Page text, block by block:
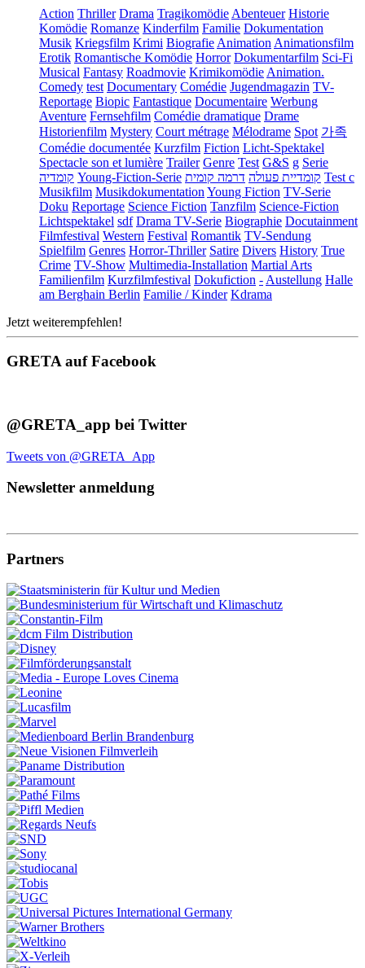
Action Thriller Drama Tragikomödie Abenteuer Historie
Komödie Romanze Kinderfilm Familie Dokumentation
Musik Kriegsfilm Krimi Biografie Animation Animationsfilm
Erotik Romantische Komödie Horror Dokumentarfilm Sci-Fi
Musical Fantasy Roadmovie Krimikomödie Animation.
Comedy test Documentary Comédie Jugendmagazin TV-
Reportage Biopic Fantastique Documentaire Werbung
Aventure Fernsehfilm Comédie dramatique Drame
Historienfilm Mystery Court métrage Mélodrame Spot 가족
Comédie documentée Kurzfilm Fiction Licht-Spektakel
Spectacle son et lumière Trailer Genre Test G&S g Serie
קומדיה Young-Fiction-Serie קומדיית פעולה דרמה קומית
Test c
Musikfilm Musikdokumentation Young Fiction TV-Serie
Doku Reportage Science Fiction Tanzfilm Science-Fiction
Lichtspektakel sdf Drama TV-Serie Biographie Docutainment
Filmfestival Western Festival Romantik TV-Sendung
Spielfilm Genres Horror-Thriller Satire Divers History True
Crime TV-Show Multimedia-Installation Martial Arts
Familienfilm Kurzfilmfestival Dokufiction - Austellung Halle
am Berghain Berlin Familie / Kinder Kdrama
Jetzt weiterempfehlen!
GRETA auf Facebook
@GRETA_app bei Twitter
Tweets von @GRETA_App
Newsletter anmeldung
Partners